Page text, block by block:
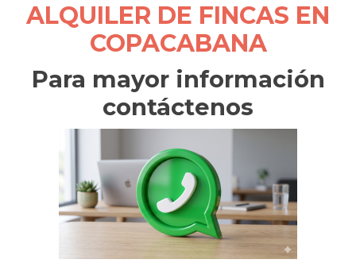
ALQUILER DE FINCAS EN
COPACABANA
Para mayor información
contáctenos